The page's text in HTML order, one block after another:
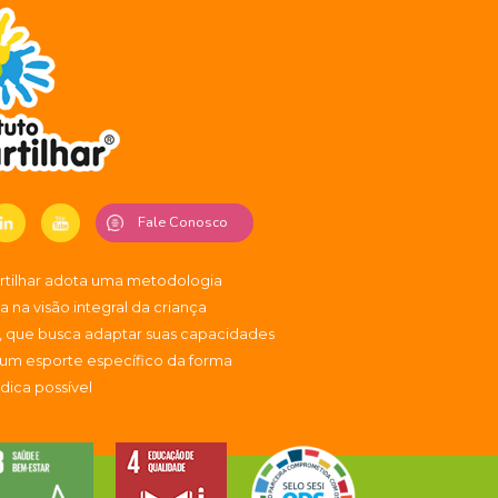
Fale Conosco
adota uma metodologia
na visão integral da criança
busca adaptar suas capacidades
esporte específico da forma
possível